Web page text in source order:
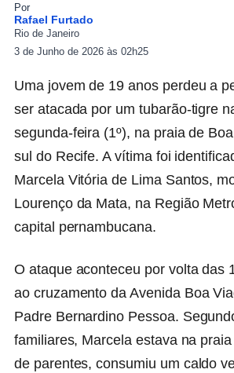
Por
Rafael Furtado
Rio de Janeiro
3 de Junho de 2026 às 02h25
Uma jovem de 19 anos perdeu a
ser atacada por um tubarão-tigre
segunda-feira (1º), na praia de
sul do Recife. A vítima foi
Marcela Vitória de Lima Santos,
Lourenço da Mata, na Região
capital pernambucana.
O ataque aconteceu por volta das
ao cruzamento da Avenida Boa
Padre Bernardino Pessoa.
familiares, Marcela estava na
de parentes, consumiu um caldo